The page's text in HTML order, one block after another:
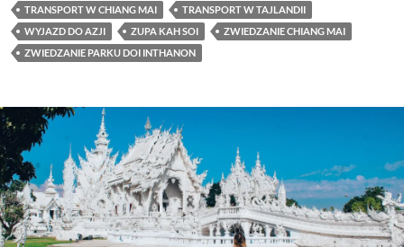
TRANSPORT W CHIANG MAI
TRANSPORT W TAJLANDII
WYJAZD DO AZJI
ZUPA KAH SOI
ZWIEDZANIE CHIANG MAI
ZWIEDZANIE PARKU DOI INTHANON